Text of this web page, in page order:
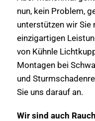
nun, kein Problem,
unterstützen wir Sie
einzigartigen
von Kühnle
Montagen bei
und
Sie uns darauf an.
Wir sind auch